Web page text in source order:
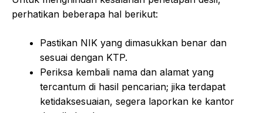
perhatikan beberapa hal berikut:
Pastikan NIK yang dimasukkan benar dan
sesuai dengan KTP.
Periksa kembali nama dan alamat yang
tercantum di hasil pencarian; jika terdapat
ketidaksesuaian, segera laporkan ke kantor